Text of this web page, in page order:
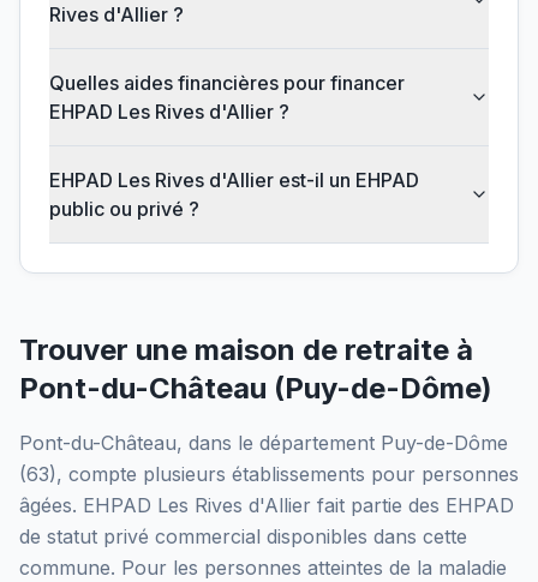
Rives d'Allier ?
Quelles aides financières pour financer
EHPAD Les Rives d'Allier ?
EHPAD Les Rives d'Allier est-il un EHPAD
public ou privé ?
Trouver une maison de retraite à
Pont-du-Château (Puy-de-Dôme)
Pont-du-Château, dans le département Puy-de-Dôme
(63), compte plusieurs établissements pour personnes
âgées. EHPAD Les Rives d'Allier fait partie des EHPAD
de statut privé commercial disponibles dans cette
commune. Pour les personnes atteintes de la maladie